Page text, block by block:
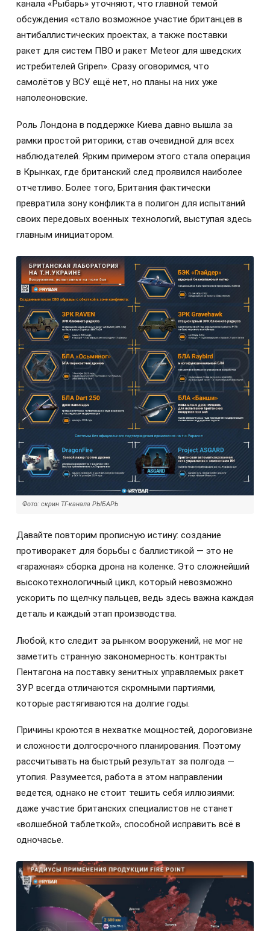
канала «Рыбарь» уточняют, что главной темой
обсуждения «стало возможное участие британцев в
антибаллистических проектах, а также поставки
ракет для систем ПВО и ракет Meteor для шведских
истребителей Gripen». Сразу оговоримся, что
самолётов у ВСУ ещё нет, но планы на них уже
наполеоновские.
Роль Лондона в поддержке Киева давно вышла за
рамки простой риторики, став очевидной для всех
наблюдателей. Ярким примером этого стала операция
в Крынках, где британский след проявился наиболее
отчетливо. Более того, Британия фактически
превратила зону конфликта в полигон для испытаний
своих передовых военных технологий, выступая здесь
главным инициатором.
Фото: скрин ТГ-канала РЫБАРЬ
Давайте повторим прописную истину: создание
противоракет для борьбы с баллистикой — это не
«гаражная» сборка дрона на коленке. Это сложнейший
высокотехнологичный цикл, который невозможно
ускорить по щелчку пальцев, ведь здесь важна каждая
деталь и каждый этап производства.
Любой, кто следит за рынком вооружений, не мог не
заметить странную закономерность: контракты
Пентагона на поставку зенитных управляемых ракет
ЗУР всегда отличаются скромными партиями,
которые растягиваются на долгие годы.
Причины кроются в нехватке мощностей, дороговизне
и сложности долгосрочного планирования. Поэтому
рассчитывать на быстрый результат за полгода —
утопия. Разумеется, работа в этом направлении
ведется, однако не стоит тешить себя иллюзиями:
даже участие британских специалистов не станет
«волшебной таблеткой», способной исправить всё в
одночасье.